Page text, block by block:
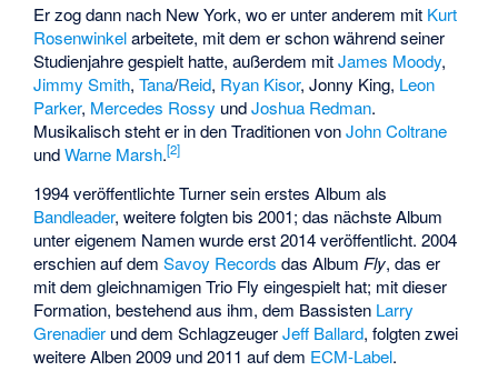
Er zog dann nach New York, wo er unter anderem mit Kurt
Rosenwinkelarbeitete, mit dem er schon während seiner
Studienjahre gespielt hatte, außerdem mitJames Moody,
Jimmy Smith,Tana/Reid, Ryan Kisor,Jonny King, Leon
Parker, Mercedes Rossy undJoshua Redman.
Musikalisch steht er in den Traditionen vonJohn Coltrane
undWarne Marsh.[2]
1994 veröffentlichte Turner sein erstes Album als
Bandleader, weitere folgten bis 2001; das nächste Album
unter eigenem Namen wurde erst 2014 veröffentlicht. 2004
erschien auf demSavoy Records das Album Fly, das er
mit dem gleichnamigen Trio Fly eingespielt hat; mit dieser
Formation, bestehend aus ihm, dem Bassisten Larry
Grenadier und dem SchlagzeugerJeff Ballard, folgten zwei
weitere Alben 2009 und 2011 auf dem ECM-Label.